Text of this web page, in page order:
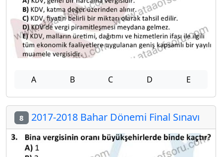
A B C D E
8 2017-2018 Bahar Dönemi Final Sınavı